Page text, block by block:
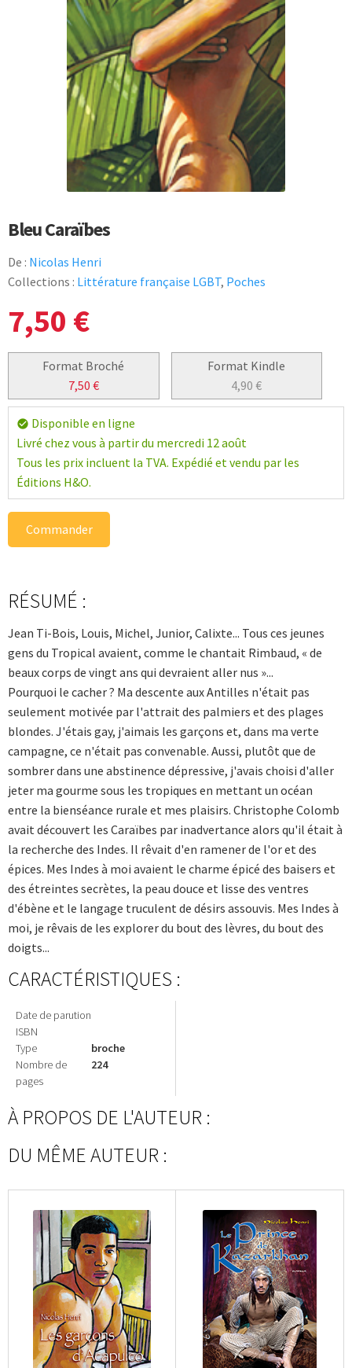
Bleu Caraïbes
De : Nicolas Henri
Collections : Littérature française LGBT, Poches
7,50 €
Format Broché
7,50 €
Format Kindle
4,90€
check_circle Disponible en ligne
Livré chez vous à partir du mercredi 12 août
Tous les prix incluent la TVA. Expédié et vendu par les
Éditions H&O.
Commander
RÉSUMÉ :
Jean Ti-Bois, Louis, Michel, Junior, Calixte... Tous ces jeunes
gens du Tropical avaient, comme le chantait Rimbaud, « de
beaux corps de vingt ans qui devraient aller nus »...
Pourquoi le cacher ? Ma descente aux Antilles n'était pas
seulement motivée par l'attrait des palmiers et des plages
blondes. J'étais gay, j'aimais les garçons et, dans ma verte
campagne, ce n'était pas convenable. Aussi, plutôt que de
sombrer dans une abstinence dépressive, j'avais choisi d'aller
jeter ma gourme sous les tropiques en mettant un océan
entre la bienséance rurale et mes plaisirs. Christophe Colomb
avait découvert les Caraïbes par inadvertance alors qu'il était à
la recherche des Indes. Il rêvait d'en ramener de l'or et des
épices. Mes Indes à moi avaient le charme épicé des baisers et
des étreintes secrètes, la peau douce et lisse des ventres
d'ébène et le langage truculent de désirs assouvis. Mes Indes à
moi, je rêvais de les explorer du bout des lèvres, du bout des
doigts...
CARACTÉRISTIQUES :
Date de parution
ISBN
Type
Nombre de
pages
broche
224
À PROPOS DE L'AUTEUR :
DU MÊME AUTEUR :